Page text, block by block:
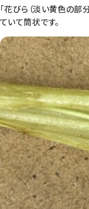
「花びら（淡い黄色の部
ていて筒状です。